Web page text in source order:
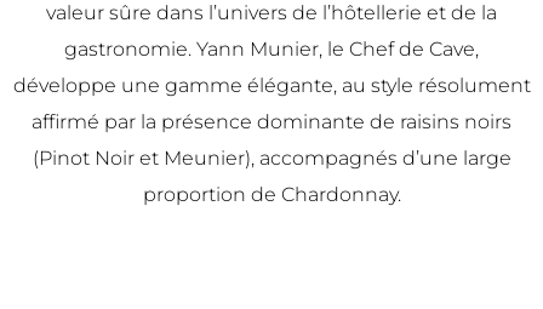
valeur sûre dans l’univers de l’hôtellerie et de la
gastronomie. Yann Munier, le Chef de Cave,
développe une gamme élégante, au style résolument
affirmé par la présence dominante de raisins noirs
(Pinot Noir et Meunier), accompagnés d’une large
proportion de Chardonnay.